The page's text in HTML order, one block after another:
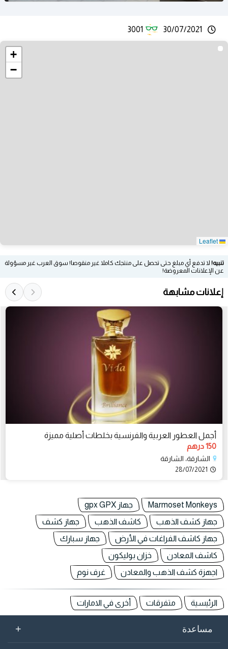
30/07/2021
3001
+
−
تنبيه! لا تدفع أي مبلغ حتى تحصل على منتجك كاملا غير منقوصا! سوق العرب غير مسؤولة
عن الإعلانات المعروضة!
إعلانات مشابهة
أجمل العطور العربية والفرنسية بخلطات أصلية مميزة
150 درهم
الشارقة، الشارقة
28/07/2021
Marmoset Monkeys
جهاز gpx GPX
جهاز كشف الذهب
كاشف الذهب
جهاز كشف
جهاز كاشف الفراغات في الأرض
جهاز سبارك
كاشف المعادن
خزان بوليكون
اجهزة كشف الذهب والمعادن
غرف نوم
الرئيسية متفرقات أخرى في الامارات
مساعدة +